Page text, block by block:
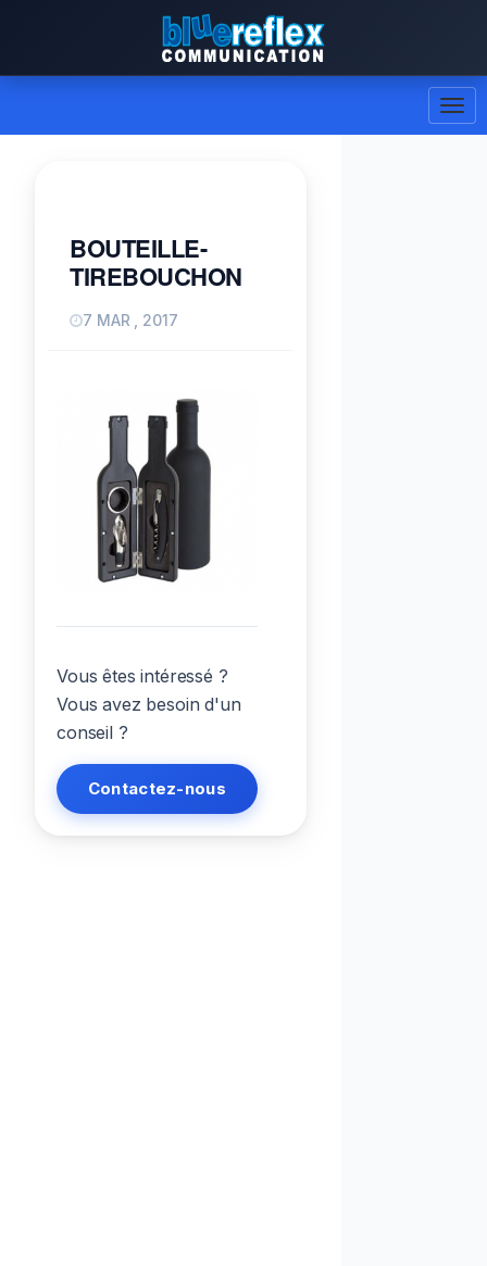
BOUTEILLE-
TIREBOUCHON
7 MAR , 2017
Vous êtes intéressé ?
Vous avez besoin d'un
conseil ?
Contactez-nous